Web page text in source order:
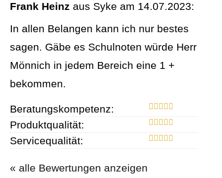
Frank Heinz aus Syke am 14.07.2023:
In allen Belangen kann ich nur bestes
sagen. Gäbe es Schulnoten würde Herr
Mönnich in jedem Bereich eine 1 +
bekommen.
Beratungskompetenz:
Produktqualität:
Servicequalität:
« alle Bewertungen anzeigen